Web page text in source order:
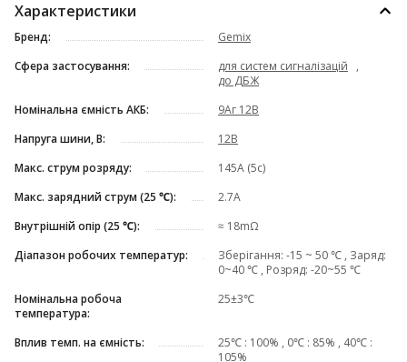
Характеристики
Бренд:
Gemix
Сфера застосування:
для систем сигналізацій
,
до ДБЖ
Номінальна ємність АКБ:
9Аг 12В
Напруга шини, В:
12В
Макс. cтрум розряду:
145A (5с)
Макс. зарядний струм (25 ℃):
2.7A
Внутрішній опір (25 ℃):
≈ 18mΩ
Діапазон робочих температур:
Зберігання: -15 ~ 50 ℃ , Заряд:
0~40 ℃ , Розряд: -20~55 ℃
Номінальна робоча
температура:
25±3℃
Вплив темп. на ємність:
25℃ : 100% , 0℃ : 85% , 40℃ :
105%